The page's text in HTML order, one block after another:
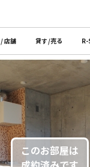
/店舗 貸す/売る